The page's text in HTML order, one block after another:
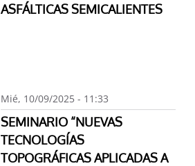
ASFÁLTICAS SEMICALIENTES
Mié, 10/09/2025 - 11:33
SEMINARIO “NUEVAS
TECNOLOGÍAS
TOPOGRÁFICAS APLICADAS A